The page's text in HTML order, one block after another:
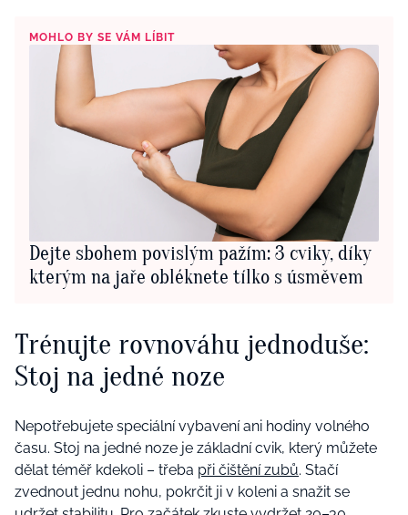
MOHLO BY SE VÁM LÍBIT
Dejte sbohem povislým pažím: 3 cviky, díky
kterým na jaře obléknete tílko s úsměvem
Trénujte rovnováhu jednoduše:
Stoj na jedné noze
Nepotřebujete speciální vybavení ani hodiny volného
času. Stoj na jedné noze je základní cvik, který můžete
dělat téměř kdekoli – třeba při čištění zubů. Stačí
zvednout jednu nohu, pokrčit ji v koleni a snažit se